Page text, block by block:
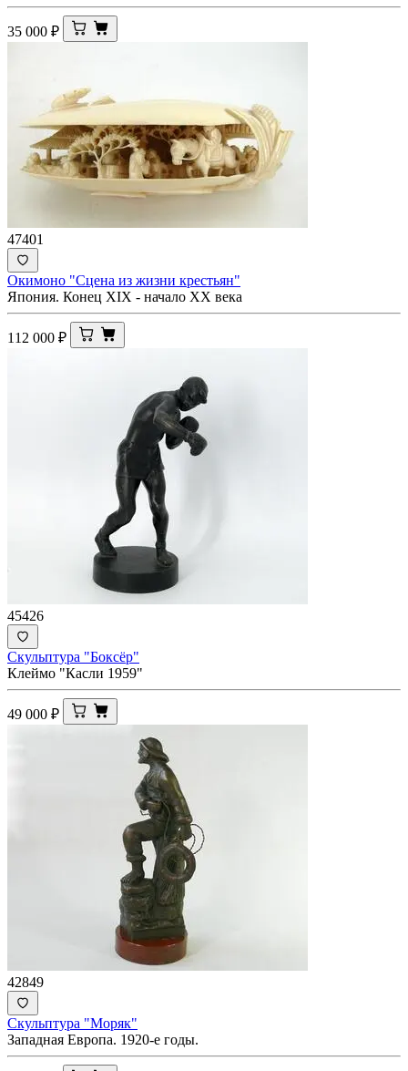
35 000 ₽
47401
Окимоно "Сцена из жизни крестьян"
Япония. Конец XIX - начало ХХ века
112 000 ₽
45426
Скульптура "Боксёр"
Клеймо "Касли 1959"
49 000 ₽
42849
Скульптура "Моряк"
Западная Европа. 1920-е годы.